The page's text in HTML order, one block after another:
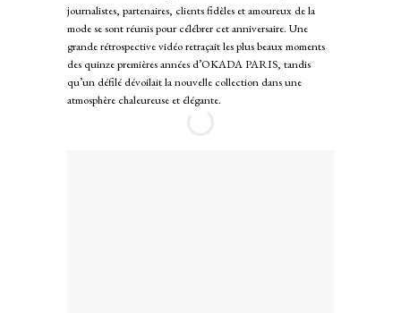
journalistes, partenaires, clients fidèles et amoureux de la
mode se sont réunis pour célébrer cet anniversaire. Une
grande rétrospective vidéo retraçait les plus beaux moments
des quinze premières années d’OKADA PARIS, tandis
qu’un défilé dévoilait la nouvelle collection dans une
atmosphère chaleureuse et élégante.